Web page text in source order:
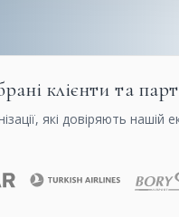
клієнти та
які довіряють нашій